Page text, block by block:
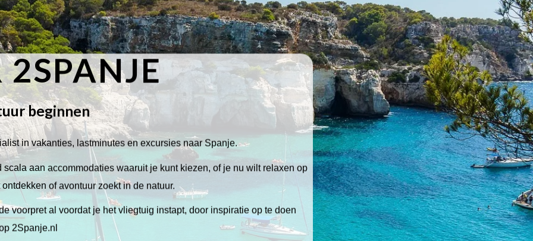
2SPANJE
beginnen
in vakanties, lastminutes en excursies naar Spanje.
scala aan accommodaties waaruit je kunt kiezen, of je nu wilt relaxen op
of avontuur zoekt in de natuur.
voorpret al voordat je het vliegtuig instapt, door inspiratie op te doen
2Spanje.nl